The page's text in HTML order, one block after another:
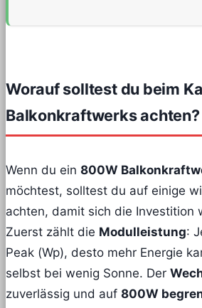
Worauf solltest du beim
Balkonkraftwerks achten?
Wenn du ein 800W
möchtest, solltest du auf einige
achten, damit sich die Investition
Zuerst zählt die Modulleistung:
Peak (Wp), desto mehr Energie
selbst bei wenig Sonne. Der
zuverlässig und auf 800W